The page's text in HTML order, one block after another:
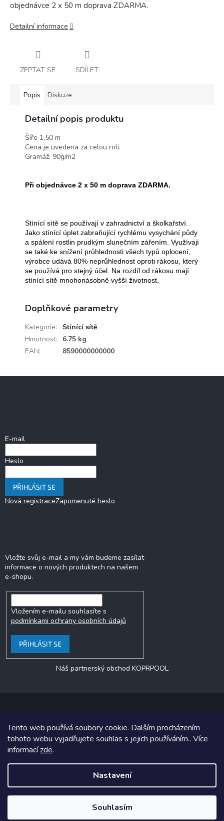
Tento web používá soubory cookie. Dalším procházením
tohoto webu vyjadřujete souhlas s jejich používáním.. Více
informacízde.
Nastavení
Souhlasím
objednávce 2 x 50 m doprava ZDARMA.
Detailní informace
ZEPTAT SE SDÍLET
Popis Diskuze
Detailní popis produktu
Šíře 1,50 m
Cena je uvedena za celou roli.
Gramáž: 90g/m2
Při objednávce 2 x 50 m doprava ZDARMA.
Stínící sítě se používají v zahradnictví a školkařství.
Jako stínící úplet zabraňující rychlému vysychání půdy
a spálení rostlin prudkým slunečním zářením. Využívají
se také ke snížení průhlednosti všech typů oplocení,
výrobce udává 80% neprůhlednost oproti rákosu, který
se používá pro stejný účel. Na rozdíl od rákosu mají
stínící sítě mnohonásobně vyšší životnost.
Doplňkové parametry
Kategorie:
Stínící sítě
Hmotnost:
6.75 kg
EAN: 8590000000000
E-mail
Heslo
PŘIHLÁSIT SE
Nová registraceZapomenuté heslo
Vložte svůj e-mail a my vám budeme zasílat
informace o nových produktech na našem
e-shopu.
Vložením e-mailu souhlasíte s
podmínkami ochrany osobních údajů
PŘIHLÁSIT SE
Náš partnerský obchod KOPRPOOL
Copyright 2026jezero.cz. Všechna práva vyhrazena.
Grafický návrh vytvořil a na Shoptet implementoval
Shoptetak.cz.